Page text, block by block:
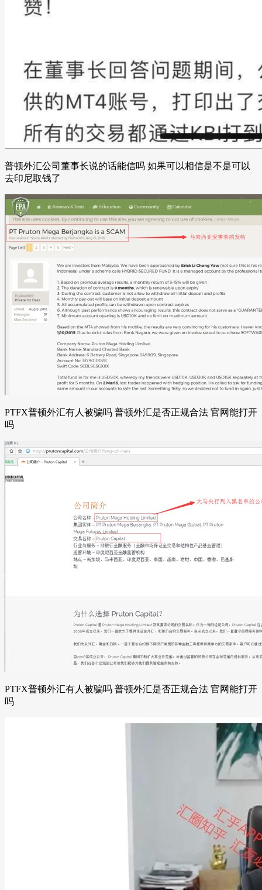
普顿外汇公司董事长说的话能信吗 如果可以相信是不是可以
去印尼取钱了
PTFX普顿外汇有人被骗吗 普顿外汇是否正规合法 官网能打开
吗
PTFX普顿外汇有人被骗吗 普顿外汇是否正规合法 官网能打开
吗